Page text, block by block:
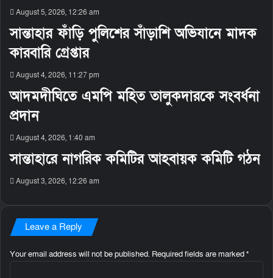
August 5, 2026, 12:26 am
সান্তাহার ফাঁড়ি পুলিশের সাঁড়াশি অভিযানে মাদক
কারবারি গ্রেপ্তার
August 4, 2026, 11:27 pm
আদমদীঘিতে এমপি মহিত তালুকদারকে সংবর্ধনা
প্রদান
August 4, 2026, 1:40 am
সান্তাহারে নাগরিক কমিটির আহবায়ক কমিটি গঠন
August 3, 2026, 12:26 am
Leave a Reply
Your email address will not be published. Required fields are marked*